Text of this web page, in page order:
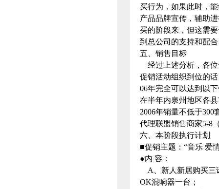
买行为，如果此时，
产品品牌宣传，辅助
买的阶段来，但这需
到总公司的支持和配
五、销售目标
经过上述分析，各位
促销活动组织到位的
06年完全可以达到以
在半年内泉州地区各
2006年销量不低于300
代理联盟销售商家5-8
六、本阶段执行计划
■促销主题：“音乐 爱
●内 容：
A、新人新居购买三
OK混响器一台；